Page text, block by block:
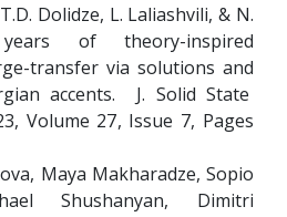
Dolidze, L. Laliashvili, & N.
of theory-inspired
transfer via solutions and
accents. J. Solid State
Volume 27, Issue 7, Pages
Maya Makharadze, Sopio
Shushanyan, Dimitri